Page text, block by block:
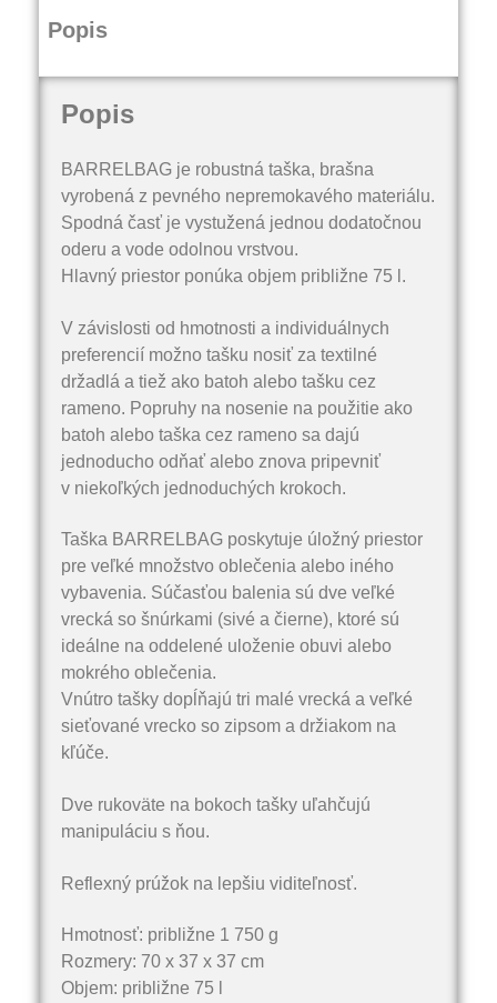
Popis
Popis
BARRELBAG je robustná taška, brašna
vyrobená z pevného nepremokavého materiálu.
Spodná časť je vystužená jednou dodatočnou
oderu a vode odolnou vrstvou.
Hlavný priestor ponúka objem približne 75 l.
V závislosti od hmotnosti a individuálnych
preferencií možno tašku nosiť za textilné
držadlá a tiež ako batoh alebo tašku cez
rameno. Popruhy na nosenie na použitie ako
batoh alebo taška cez rameno sa dajú
jednoducho odňať alebo znova pripevniť
v niekoľkých jednoduchých krokoch.
Taška BARRELBAG poskytuje úložný priestor
pre veľké množstvo oblečenia alebo iného
vybavenia. Súčasťou balenia sú dve veľké
vrecká so šnúrkami (sivé a čierne), ktoré sú
ideálne na oddelené uloženie obuvi alebo
mokrého oblečenia.
Vnútro tašky dopĺňajú tri malé vrecká a veľké
sieťované vrecko so zipsom a držiakom na
kľúče.
Dve rukoväte na bokoch tašky uľahčujú
manipuláciu s ňou.
Reflexný prúžok na lepšiu viditeľnosť.
Hmotnosť: približne 1 750 g
Rozmery: 70 x 37 x 37 cm
Objem: približne 75 l